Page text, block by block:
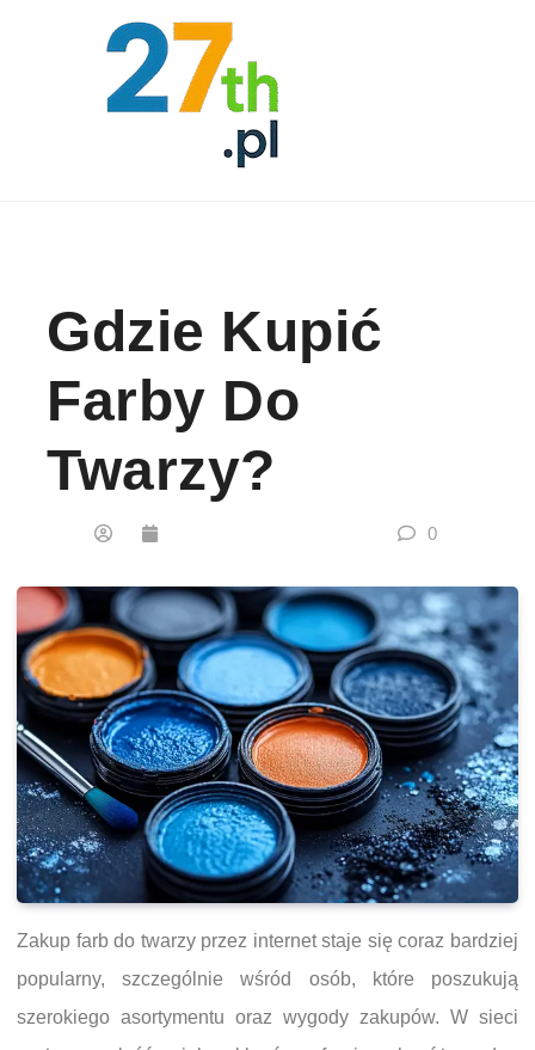
Gdzie Kupić
Farby Do
Twarzy?
0
Zakup farb do twarzy przez internet staje się coraz bardziej
popularny, szczególnie wśród osób, które poszukują
szerokiego asortymentu oraz wygody zakupów. W sieci